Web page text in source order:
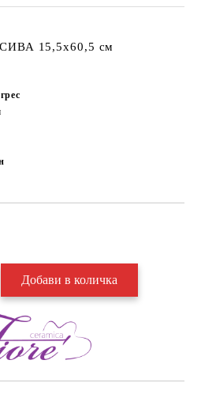
15,5x60,5 см